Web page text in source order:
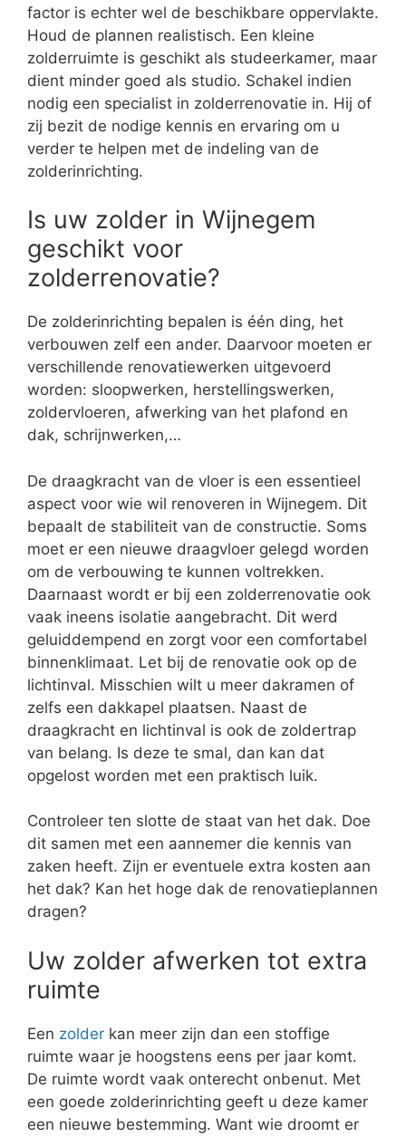
factor is echter wel de beschikbare oppervlakte.
Houd de plannen realistisch. Een kleine
zolderruimte is geschikt als studeerkamer, maar
dient minder goed als studio. Schakel indien
nodig een specialist in zolderrenovatie in. Hij of
zij bezit de nodige kennis en ervaring om u
verder te helpen met de indeling van de
zolderinrichting.
Is uw zolder in Wijnegem
geschikt voor
zolderrenovatie?
De zolderinrichting bepalen is één ding, het
verbouwen zelf een ander. Daarvoor moeten er
verschillende renovatiewerken uitgevoerd
worden: sloopwerken, herstellingswerken,
zoldervloeren, afwerking van het plafond en
dak, schrijnwerken,…
De draagkracht van de vloer is een essentieel
aspect voor wie wil renoveren in Wijnegem. Dit
bepaalt de stabiliteit van de constructie. Soms
moet er een nieuwe draagvloer gelegd worden
om de verbouwing te kunnen voltrekken.
Daarnaast wordt er bij een zolderrenovatie ook
vaak ineens isolatie aangebracht. Dit werd
geluiddempend en zorgt voor een comfortabel
binnenklimaat. Let bij de renovatie ook op de
lichtinval. Misschien wilt u meer dakramen of
zelfs een dakkapel plaatsen. Naast de
draagkracht en lichtinval is ook de zoldertrap
van belang. Is deze te smal, dan kan dat
opgelost worden met een praktisch luik.
Controleer ten slotte de staat van het dak. Doe
dit samen met een aannemer die kennis van
zaken heeft. Zijn er eventuele extra kosten aan
het dak? Kan het hoge dak de renovatieplannen
dragen?
Uw zolder afwerken tot extra
ruimte
Een zolder kan meer zijn dan een stoffige
ruimte waar je hoogstens eens per jaar komt.
De ruimte wordt vaak onterecht onbenut. Met
een goede zolderinrichting geeft u deze kamer
een nieuwe bestemming. Want wie droomt er